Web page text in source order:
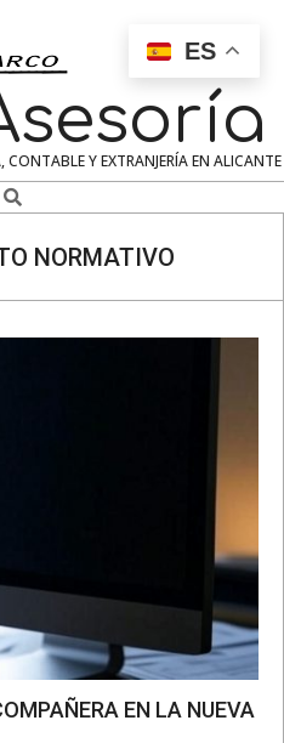
Y EXTRANJERÍA EN ALICANTE
Search
NORMATIVO
EN LA NUEVA
ES